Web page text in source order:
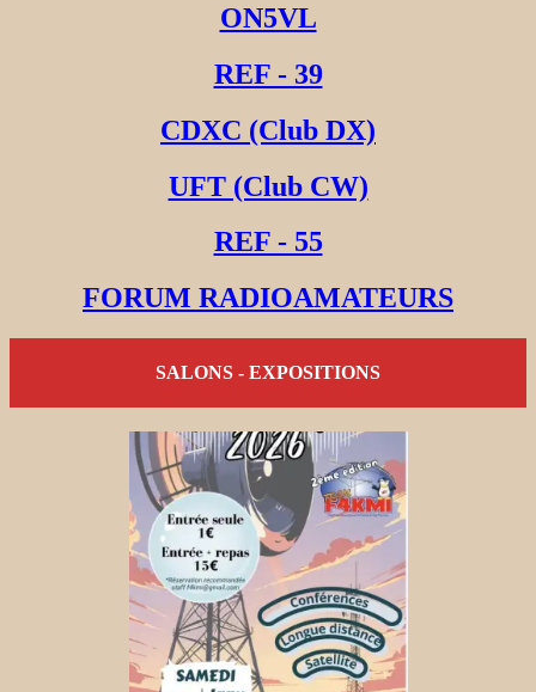
ON5VL
REF - 39
CDXC (Club DX)
UFT (Club CW)
REF - 55
FORUM RADIOAMATEURS
SALONS - EXPOSITIONS